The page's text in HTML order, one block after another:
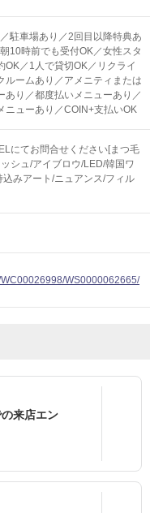
駐車場あり／2回目以降特典あ
10時前でも受付OK／女性スタ
OK／1人で貸切OK／リクライ
ルームあり／アメニティまたは
あり／都度払いメニューあり／
ニューあり／COIN+支払いOK
にてお問合せください[まつ毛
シュ/アイブロウ/LED/韓国ワ
みアート/ニュアンス/フィル
WS0000062665/
来店エン